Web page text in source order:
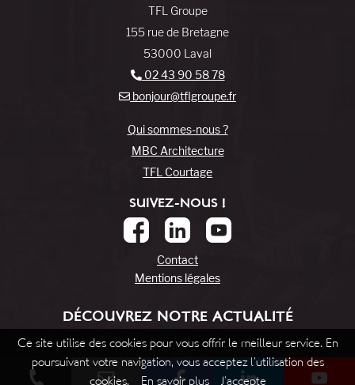
TFL Groupe
155 rue de Bretagne
53000 Laval
02 43 90 58 78
bonjour@tflgroupe.fr
Qui sommes-nous ?
MBC Architecture
TFL Courtage
SUIVEZ-NOUS !
Contact
Mentions légales
DÉCOUVREZ NOTRE ACTUALITÉ
Ce site utilise des cookies pour vous offrir le meilleur service. En
poursuivant votre navigation, vous acceptez l’utilisation des
cookies.
En savoir plus J’accepte